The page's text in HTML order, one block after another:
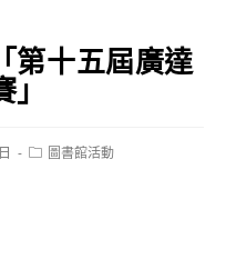
第十五屆廣達
Post圖書館活動